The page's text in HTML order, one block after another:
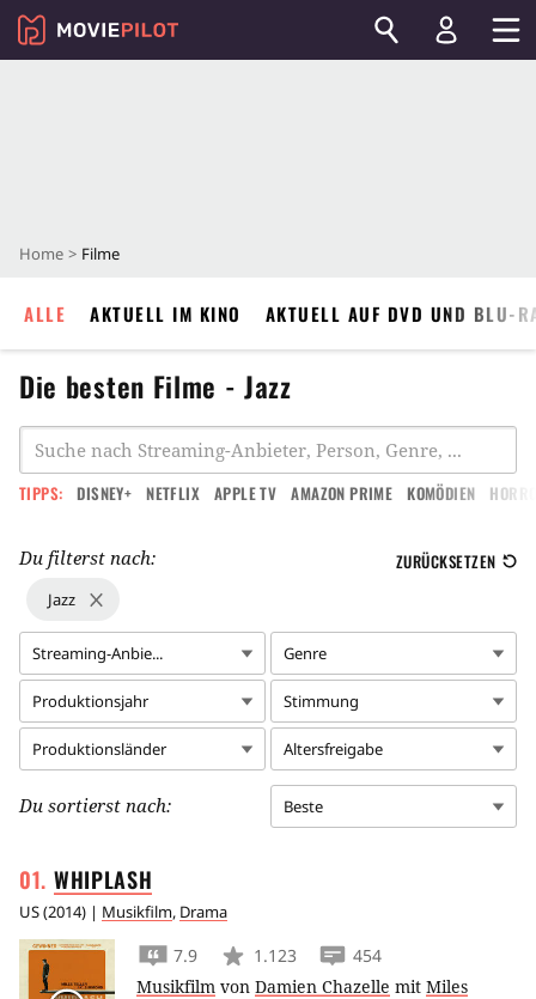
Home Filme
ALLE AKTUELL IM KINO AKTUELL AUF DVD UND BLU-
Die besten Filme - Jazz
TIPPS: DISNEY+ NETFLIX APPLE TV AMAZON PRIME KOMÖDIEN
Du filterst nach: ZURÜCKSETZEN
Jazz
Streaming-Anbie... Genre
Produktionsjahr Stimmung
Produktionsländer Altersfreigabe
Du sortierst nach: Beste
WHIPLASH
US(2014) | Musikfilm, Drama
7.9 1.123
454
Musikfilm von Damien Chazelle mit Miles